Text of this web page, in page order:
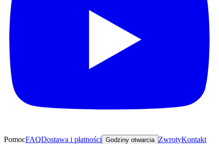
PomocFAQDostawa i płatności Godziny otwarcia ZwrotyKontakt